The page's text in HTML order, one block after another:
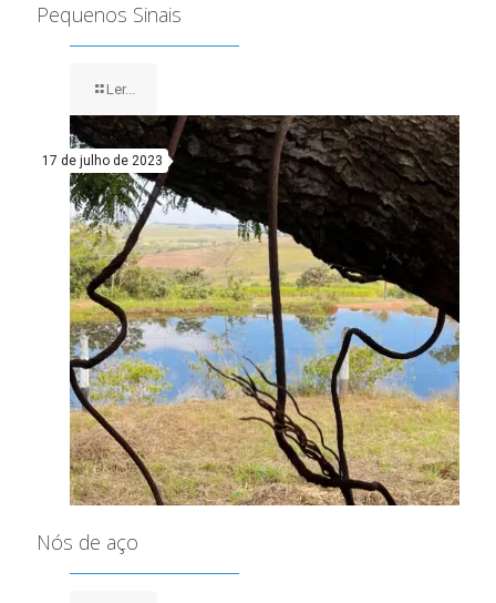
Pequenos Sinais
Ler...
17 de julho de 2023
Nós de aço